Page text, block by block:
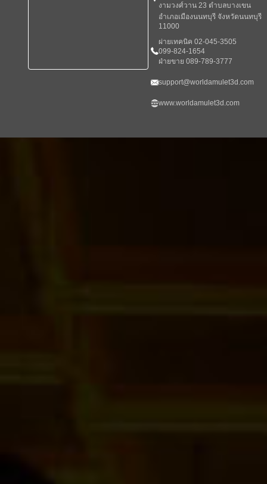
งามวงศ์วาน 23 ตำบลบางเขน
อำเภอเมืองนนทบุรี จังหวัดนนทบุรี
11000
ผ่ายเทคนิค 02-045-3505
099-824-1654
ฝ่ายขาย 089-789-3777
support@worldamulet3d.com
www.worldamulet3d.com